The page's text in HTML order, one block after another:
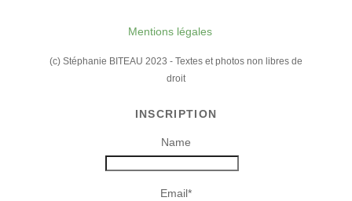
Mentions légales
(c) Stéphanie BITEAU 2023 - Textes et photos non libres de
droit
INSCRIPTION
Name
Email*